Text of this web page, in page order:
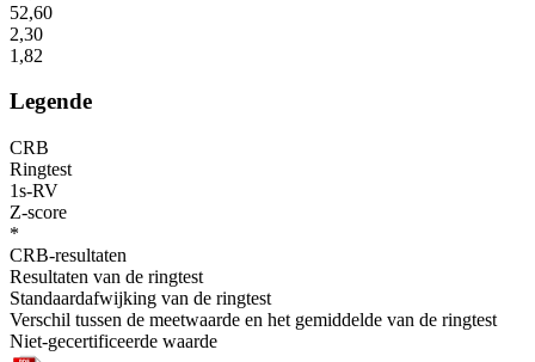
52,60
2,30
1,82
Legende
CRB
Ringtest
1s-RV
Z-score
*
CRB-resultaten
Resultaten van de ringtest
Standaardafwijking van de ringtest
Verschil tussen de meetwaarde en het gemiddelde van de ringtest
Niet-gecertificeerde waarde